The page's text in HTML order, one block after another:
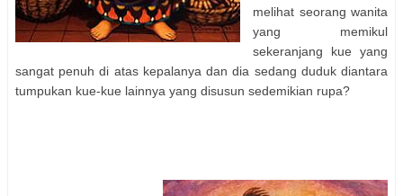
melihat seorang wanita
yang memikul
sekeranjang kue yang
sangat penuh di atas kepalanya dan dia sedang duduk diantara
tumpukan kue-kue lainnya yang disusun sedemikian rupa?